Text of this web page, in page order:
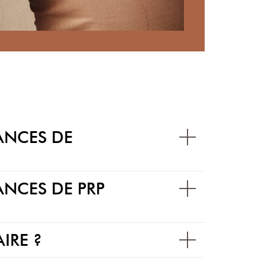
DE
DE PRP
?